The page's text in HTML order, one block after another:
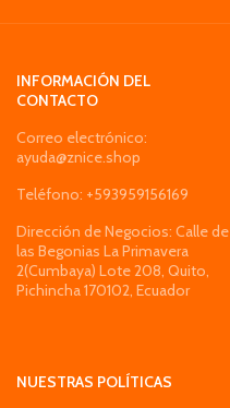
INFORMACIÓN DEL
CONTACTO
Correo electrónico:
ayuda@znice.shop
Teléfono: +593959156169
Dirección de Negocios: Calle de
las Begonias La Primavera
2(Cumbaya) Lote 208, Quito,
Pichincha 170102, Ecuador
NUESTRAS POLÍTICAS